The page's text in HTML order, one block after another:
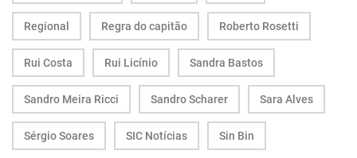
Regional Regra do capitão Roberto Rosetti
Rui Costa Rui Licínio Sandra Bastos
Sandro Meira Ricci Sandro Scharer Sara Alves
Sérgio Soares SIC Notícias Sin Bin